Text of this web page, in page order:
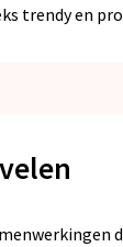
trendy en